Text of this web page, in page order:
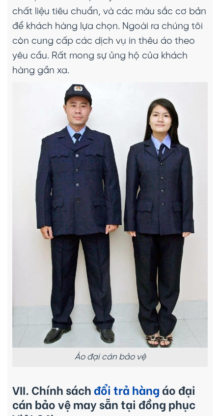
chất liệu tiêu chuẩn, và các màu sắc cơ bản
để khách hàng lựa chọn. Ngoài ra chúng tôi
còn cung cấp các dịch vụ in thêu áo theo
yêu cầu. Rất mong sự ủng hộ của khách
hàng gần xa.
Áo đại cán bảo vệ
VII. Chính sách đổi trả hàngáo đại
cán bảo vệ may sẵn tại đồng phục